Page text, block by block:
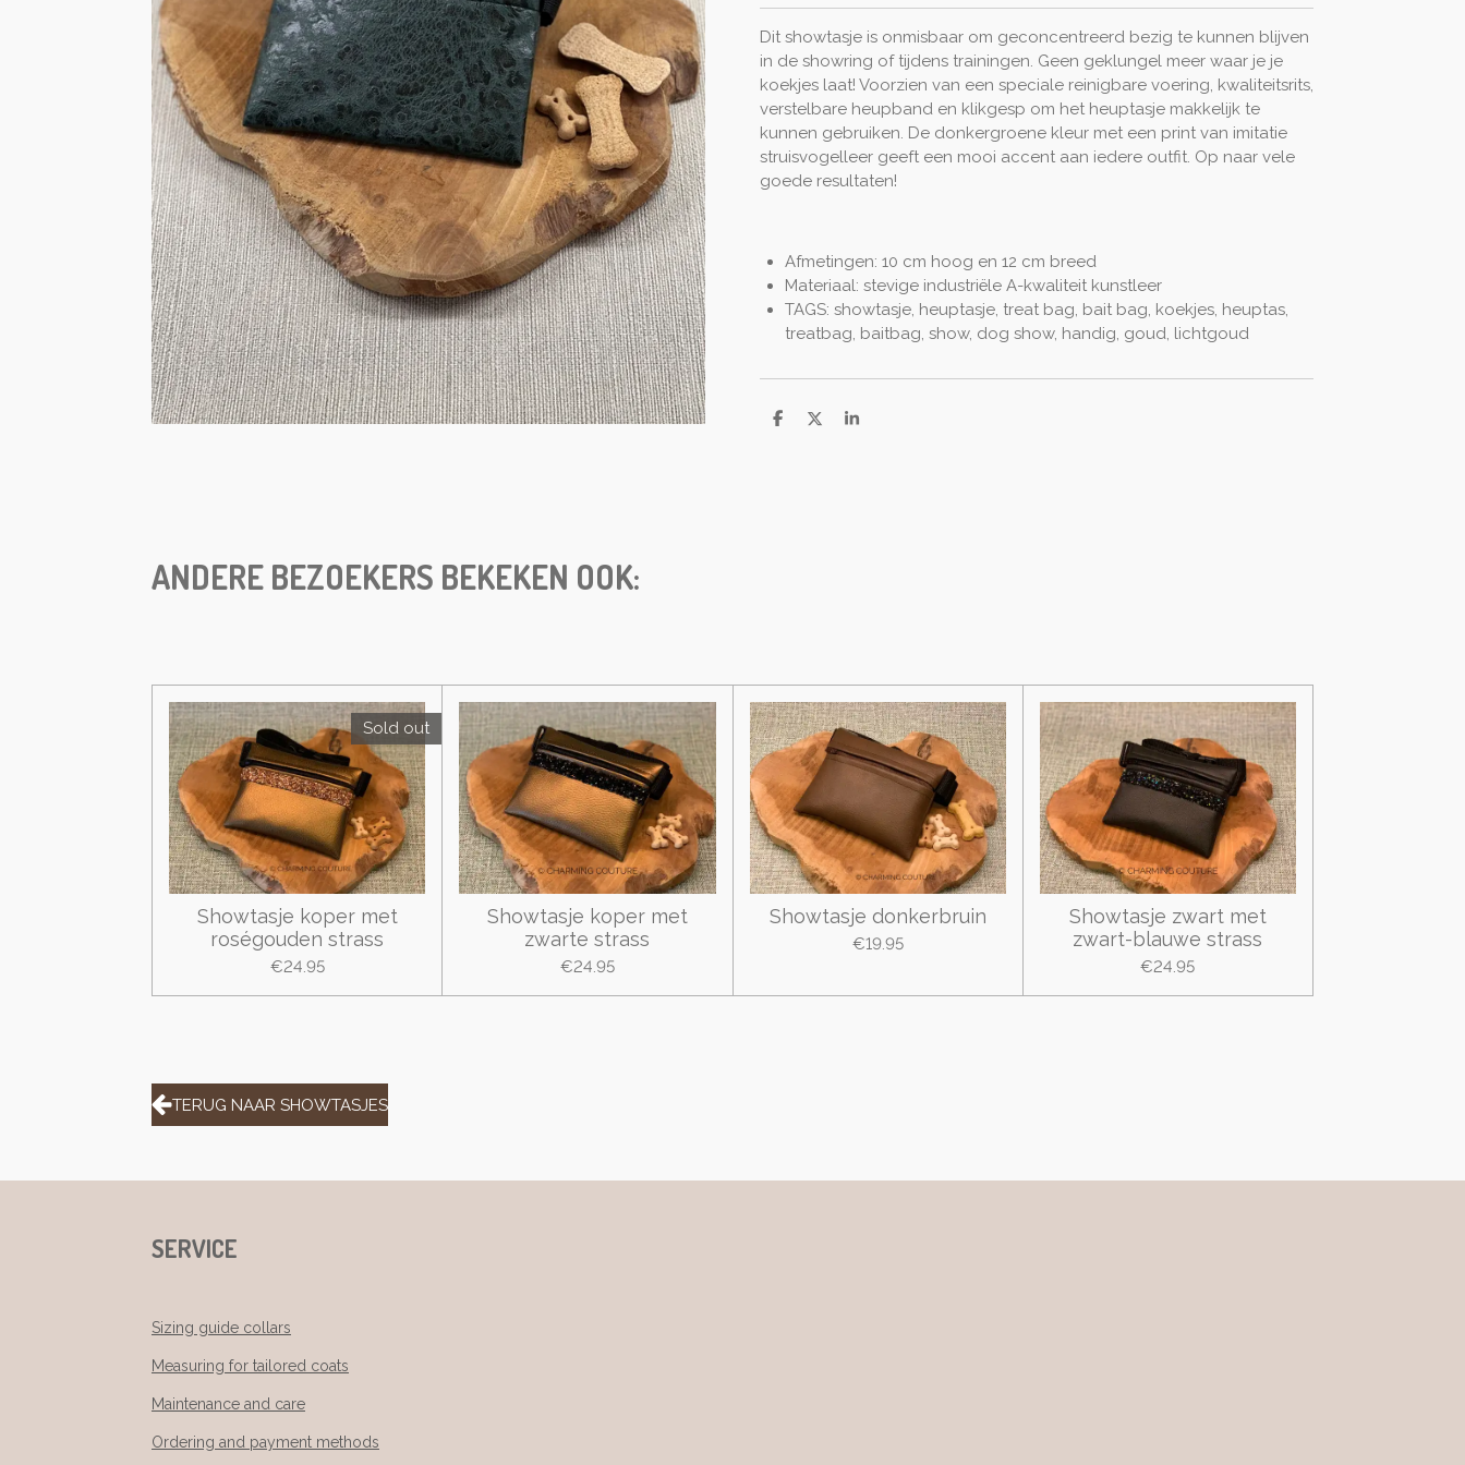
Dit showtasje is onmisbaar om geconcentreerd bezig te kunnen blijven
in de showring of tijdens trainingen. Geen geklungel meer waar je je
koekjes laat! Voorzien van een speciale reinigbare voering, kwaliteitsrits,
verstelbare heupband en klikgesp om het heuptasje makkelijk te
kunnen gebruiken. De donkergroene kleur met een print van imitatie
struisvogelleer geeft een mooi accent aan iedere outfit. Op naar vele
goede resultaten!
Afmetingen: 10 cm hoog en 12 cm breed
Materiaal: stevige industriële A-kwaliteit kunstleer
TAGS: showtasje, heuptasje, treat bag, bait bag, koekjes, heuptas,
treatbag, baitbag, show, dog show, handig, goud, lichtgoud
S
S
S
ANDERE BEZOEKERS BEKEKEN OOK:
Sold out
Showtasje koper met
roségouden strass
€24.95
Showtasje koper met
zwarte strass
€24.95
Showtasje donkerbruin
€19.95
Showtasje zwart met
zwart-blauwe strass
€24.95
TERUG NAAR SHOWTASJES
SERVICE
Sizing guide collars
Measuring for tailored coats
Maintenance and care
Ordering and payment methods